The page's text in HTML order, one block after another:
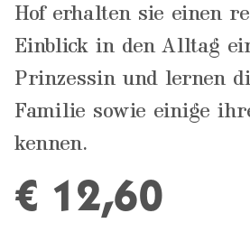
Hof erhalten sie einen
Einblick in den Alltag
Prinzessin und lernen
Familie sowie einige
kennen.
€ 12,60